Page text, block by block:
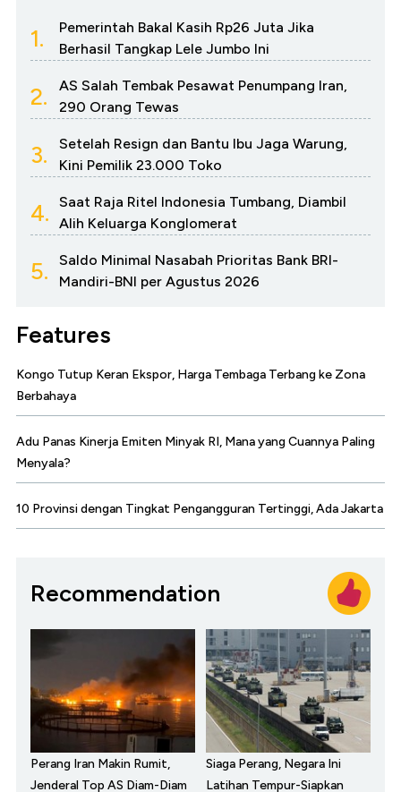
1.
Pemerintah Bakal Kasih Rp26 Juta Jika
Berhasil Tangkap Lele Jumbo Ini
2.
AS Salah Tembak Pesawat Penumpang Iran,
290 Orang Tewas
3.
Setelah Resign dan Bantu Ibu Jaga Warung,
Kini Pemilik 23.000 Toko
4.
Saat Raja Ritel Indonesia Tumbang, Diambil
Alih Keluarga Konglomerat
5.
Saldo Minimal Nasabah Prioritas Bank BRI-
Mandiri-BNI per Agustus 2026
Features
Kongo Tutup Keran Ekspor, Harga Tembaga Terbang ke Zona
Berbahaya
Adu Panas Kinerja Emiten Minyak RI, Mana yang Cuannya Paling
Menyala?
10 Provinsi dengan Tingkat Pengangguran Tertinggi, Ada Jakarta
Recommendation
Perang Iran Makin Rumit,
Jenderal Top AS Diam-Diam
Siaga Perang, Negara Ini
Latihan Tempur-Siapkan